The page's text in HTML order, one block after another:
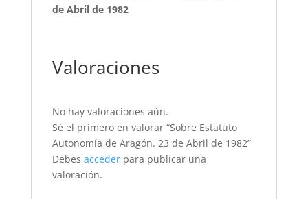
de Abril de 1982
Valoraciones
No hay valoraciones aún.
Sé el primero en valorar “Sobre Estatuto
Autonomía de Aragón. 23 de Abril de 1982”
Debes accederpara publicar una
valoración.